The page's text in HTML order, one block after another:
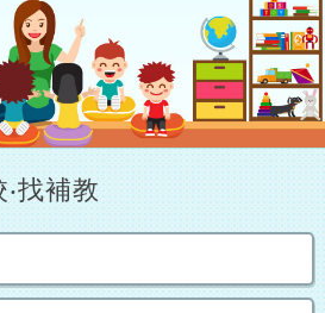
找補教